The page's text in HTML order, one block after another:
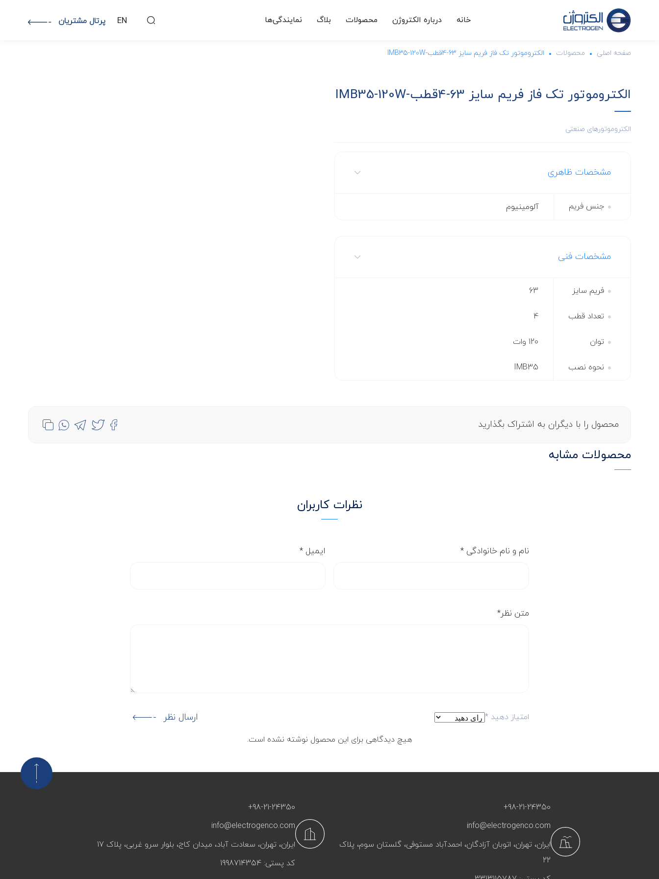
خانه درباره الکتروژن محصولات بلاگ نمایندگی‌ها EN پرتال مشتریان
صفحه اصلی محصولات الکتروموتور تک فاز فریم سایز 63-4قطب-IMB35-120W
الکتروموتور تک فاز فریم سایز 63-4قطب-IMB35-120W
الکتروموتورهای صنعتی
مشخصات ظاهری
جنس فریم آلومینیوم
مشخصات فنی
فریم سایز 63
تعداد قطب 4
توان 120 وات
نحوه نصب IMB35
محصول را با دیگران به اشتراک بگذارید
محصولات مشابه
نظرات کاربران
نام و نام خانوادگی* ایمیل*
متن نظر*
امتیاز دهید* ارسال نظر
هیچ دیدگاهی برای این محصول نوشته نشده است.
+98-21-24350
info@electrogenco.com
ایران، تهران، اتوبان آزادگان، احمدآباد مستوفی، گلستان سوم، پلاک
22
+98-21-24350
info@electrogenco.com
ایران، تهران، سعادت‌ آباد، میدان کاج، بلوار سرو غربی، پلاک 17
کد پستی: 1998714354